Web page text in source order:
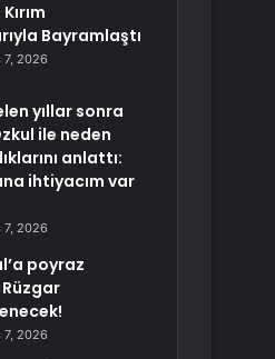
Bayramlaştı
7, 2026
yıllar sonra
ile neden
anlattı:
ihtiyacım var
7, 2026
poyraz
Rüzgar
7, 2026